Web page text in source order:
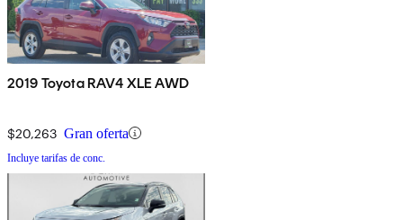
2019 Toyota RAV4 XLE AWD
$20,263 Gran oferta
Incluye tarifas de conc.